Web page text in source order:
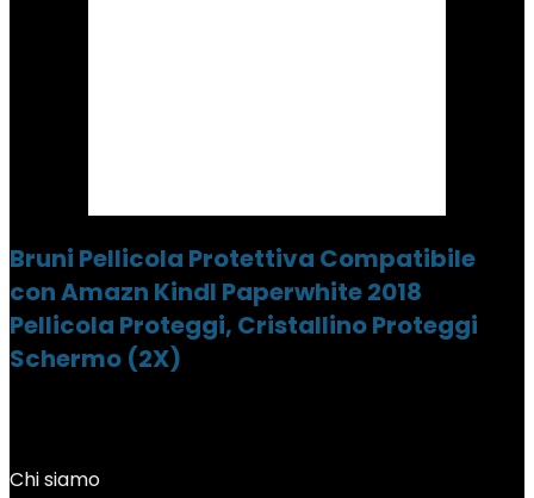
Bruni Pellicola Protettiva Compatibile
con Amazn Kindl Paperwhite 2018
Pellicola Proteggi, Cristallino Proteggi
Schermo (2X)
Chi siamo